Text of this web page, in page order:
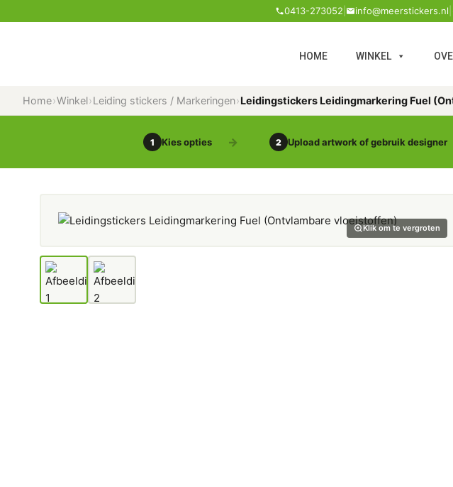
0413-273052 info@meerstickers.nl
HOME WINKEL
Home›Winkel›Leiding stickers / Markeringen›Leidingstickers Leidingmarkering Fuel
1 Kies opties 2 Upload artwork of gebruik designer
Klik om te vergroten